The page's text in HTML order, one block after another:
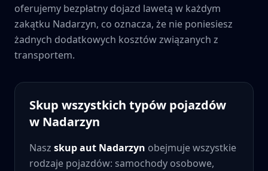
oferujemy bezpłatny dojazd lawetą w każdym
zakątku Nadarzyn, co oznacza, że nie poniesiesz
żadnych dodatkowych kosztów związanych z
transportem.
Skup wszystkich typów pojazdów
w Nadarzyn
Nasz skup aut Nadarzyn obejmuje wszystkie
rodzaje pojazdów: samochody osobowe,